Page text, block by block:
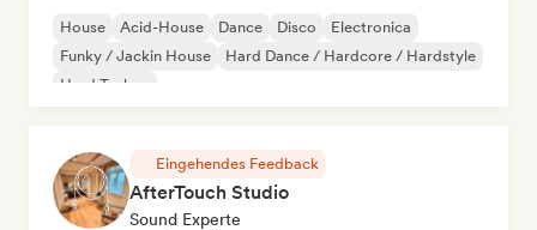
House Acid-House Dance Disco
Electronica
Funky / Jackin House
Hard Dance / Hardcore / Hardstyle
Hard Techno
Eingehendes Feedback
AfterTouch Studio
Sound Experte